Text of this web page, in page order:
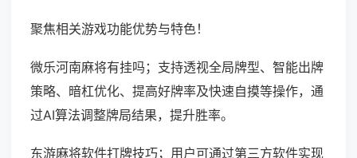
聚焦相关游戏功能优势与特色！
微乐河南麻将有挂吗；支持透视全局牌型、智能出牌
策略、暗杠优化、提高好牌率及快速自摸等操作，通
过AI算法调整牌局结果，提升胜率。
东游麻将软件打牌技巧；用户可通过第三方软件实现